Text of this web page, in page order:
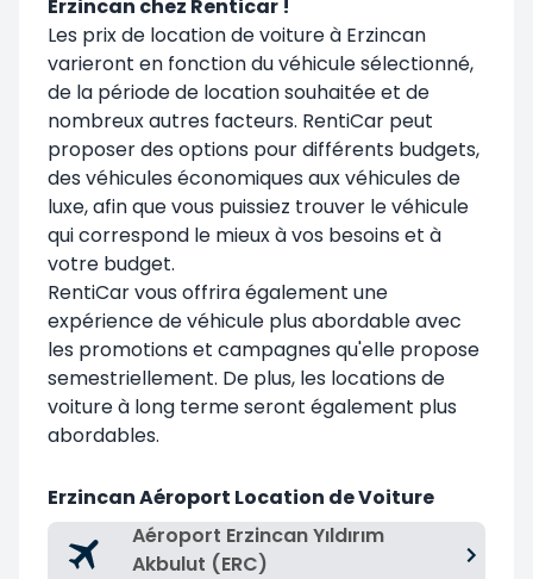
Erzincan chez Renticar !
Les prix de location de voiture à Erzincan
varieront en fonction du véhicule sélectionné,
de la période de location souhaitée et de
nombreux autres facteurs. RentiCar peut
proposer des options pour différents budgets,
des véhicules économiques aux véhicules de
luxe, afin que vous puissiez trouver le véhicule
qui correspond le mieux à vos besoins et à
votre budget.
RentiCar vous offrira également une
expérience de véhicule plus abordable avec
les promotions et campagnes qu'elle propose
semestriellement. De plus, les locations de
voiture à long terme seront également plus
abordables.
Erzincan Aéroport Location de Voiture
Aéroport Erzincan Yıldırım
Akbulut (ERC)